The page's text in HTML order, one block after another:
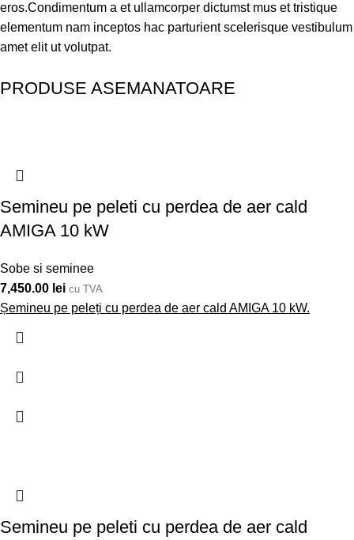
eros.Condimentum a et ullamcorper dictumst mus et tristique
elementum nam inceptos hac parturient scelerisque vestibulum
amet elit ut volutpat.
PRODUSE ASEMANATOARE
Semineu pe peleti cu perdea de aer cald
AMIGA 10 kW
Sobe si seminee
7,450.00 lei cu TVA
Șemineu pe peleți cu perdea de aer cald AMIGA 10 kW.
Semineu pe peleti cu perdea de aer cald